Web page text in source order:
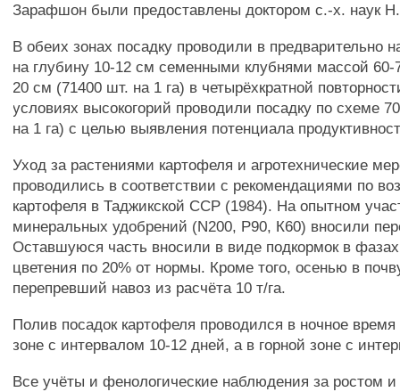
Зарафшон были предоставлены доктором с.-х. наук
В обеих зонах посадку проводили в предварительно
на глубину 10-12 см семенными клубнями массой 60-
20 см (71400 шт. на 1 га) в четырёхкратной
условиях высокогорий проводили посадку по схеме
на 1 га) с целью выявления потенциала
Уход за растениями картофеля и агротехнические
проводились в соответствии с рекомендациями по
картофеля в Таджикской ССР (1984). На опытном
минеральных удобрений (N200, Р90, К60) вносили
Оставшуюся часть вносили в виде подкормок в
цветения по 20% от нормы. Кроме того, осенью в
перепревший навоз из расчёта 10 т/га.
Полив посадок картофеля проводился в ночное время
зоне с интервалом 10-12 дней, а в горной зоне с
Все учёты и фенологические наблюдения за ростом